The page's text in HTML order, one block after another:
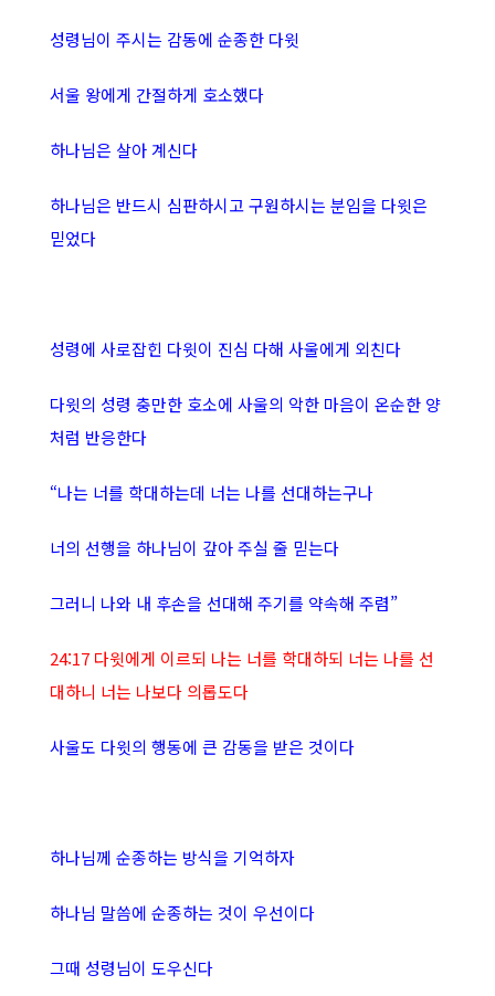
성령님이 주시는 감동에 순종한 다윗
서울 왕에게 간절하게 호소했다
하나님은 살아 계신다
하나님은 반드시 심판하시고 구원하시는 분임을 다윗은
믿었다
성령에 사로잡힌 다윗이 진심 다해 사울에게 외친다
다윗의 성령 충만한 호소에 사울의 악한 마음이 온순한 양
처럼 반응한다
“나는 너를 학대하는데 너는 나를 선대하는구나
너의 선행을 하나님이 갚아 주실 줄 믿는다
그러니 나와 내 후손을 선대해 주기를 약속해 주렴”
24:17 다윗에게 이르되 나는 너를 학대하되 너는 나를 선
대하니 너는 나보다 의롭도다
사울도 다윗의 행동에 큰 감동을 받은 것이다
하나님께 순종하는 방식을 기억하자
하나님 말씀에 순종하는 것이 우선이다
그때 성령님이 도우신다